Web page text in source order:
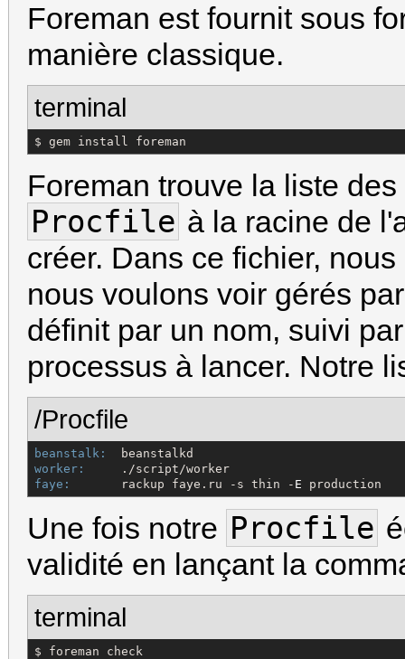
Foreman est fournit sous
manière classique.
terminal
$ gem install foreman
Foreman trouve la liste
Procfile à la racine de
créer. Dans ce fichier,
nous voulons voir gérés
définit par un nom, suivi
processus à lancer. Notre
/Procfile
beanstalk:
worker:
faye:
       rackup faye.ru -s thin -
E production
Une fois notre Procfile
validité en lançant la
terminal
$ foreman check